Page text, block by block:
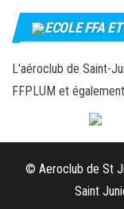
ECOLE FFA
L'aéroclub de Saint-
FFPLUM et
© Aeroclub de St
Saint